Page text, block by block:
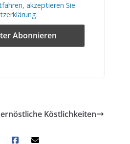
akzeptieren Sie
Köstlichkeiten